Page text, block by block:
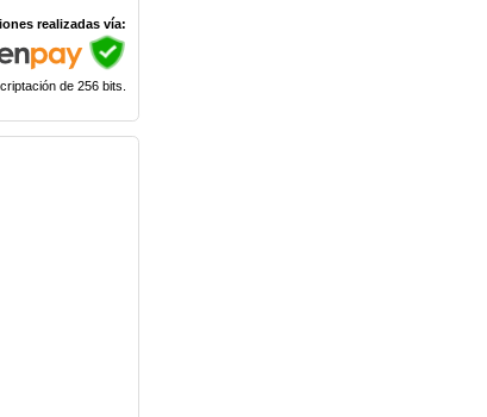
realizadas vía:
de 256 bits.